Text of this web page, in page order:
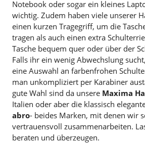
Notebook oder sogar ein kleines
wichtig. Zudem haben viele unserer
einen kurzen Tragegriff, um die
tragen als auch einen extra
Tasche bequem quer oder über der
Falls ihr ein wenig Abwechslung
eine Auswahl an farbenfrohen
man unkompliziert per Karabiner
gute Wahl sind da unsere Maxima
Italien oder aber die klassisch
abro- beides Marken, mit denen wir
vertrauensvoll zusammenarbeiten.
beraten und überzeugen.